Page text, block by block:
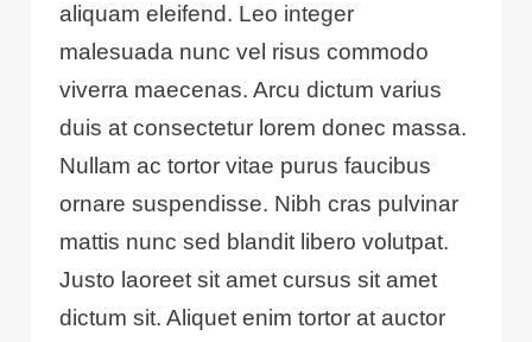
aliquam eleifend. Leo integer
malesuada nunc vel risus commodo
viverra maecenas. Arcu dictum varius
duis at consectetur lorem donec massa.
Nullam ac tortor vitae purus faucibus
ornare suspendisse. Nibh cras pulvinar
mattis nunc sed blandit libero volutpat.
Justo laoreet sit amet cursus sit amet
dictum sit. Aliquet enim tortor at auctor